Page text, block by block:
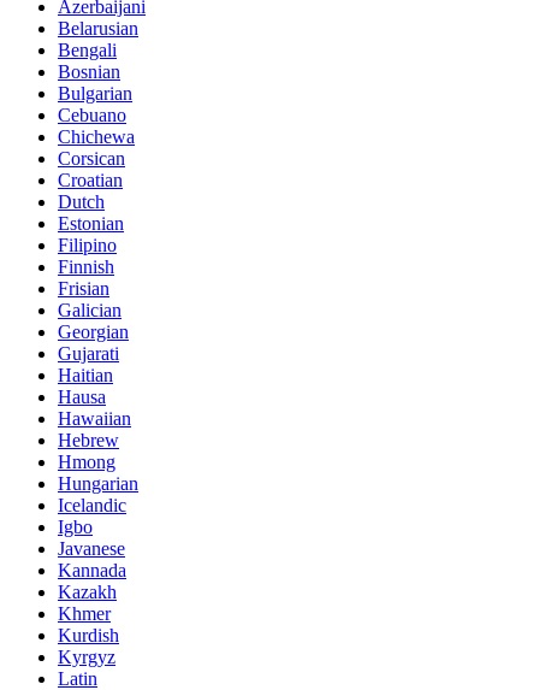
Azerbaijani
Belarusian
Bengali
Bosnian
Bulgarian
Cebuano
Chichewa
Corsican
Croatian
Dutch
Estonian
Filipino
Finnish
Frisian
Galician
Georgian
Gujarati
Haitian
Hausa
Hawaiian
Hebrew
Hmong
Hungarian
Icelandic
Igbo
Javanese
Kannada
Kazakh
Khmer
Kurdish
Kyrgyz
Latin